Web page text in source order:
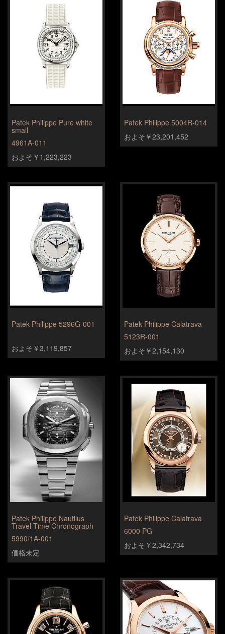
Patek Philippe Pure white
small
4961A-011
およそ￥1,223,223
Patek Philippe 5004R-014
およそ￥23,201,452
Patek Philippe 5296G-001
およそ￥3,119,857
Patek Philippe Calatrava
5123R-001
およそ￥2,154,130
Patek Philippe Nautilus
Travel Time Chronograph
5990/1A-001
価格未定
Patek Philippe Calatrava
6000 PG
およそ￥2,342,734